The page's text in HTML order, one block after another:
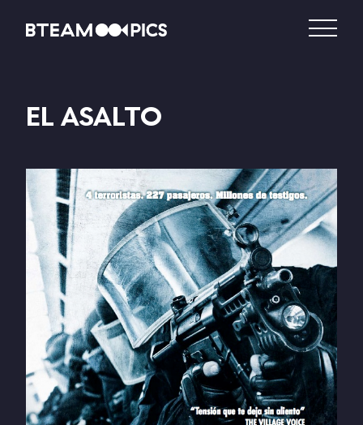
DISTRIBUCIÓN
PRODUCCIÓN
VIDEO – VOD
CATÁLOGO
PRENSA
NOTICIAS
EL ASALTO